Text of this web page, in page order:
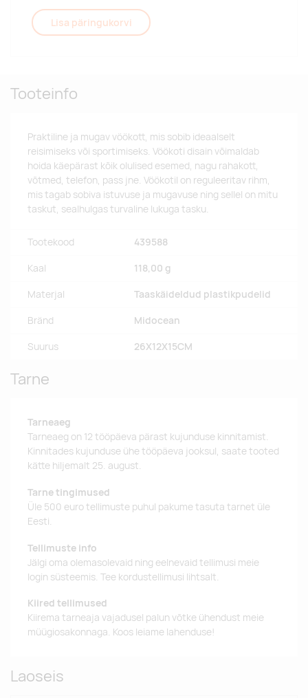
Lisa päringukorvi
Tooteinfo
Praktiline ja mugav vöökott, mis sobib ideaalselt
reisimiseks või sportimiseks. Vöökoti disain võimaldab
hoida käepärast kõik olulised esemed, nagu rahakott,
võtmed, telefon, pass jne. Vöökotil on reguleeritav rihm,
mis tagab sobiva istuvuse ja mugavuse ning sellel on mitu
taskut, sealhulgas turvaline lukuga tasku.
Tootekood 439588
Kaal 118,00 g
Materjal Taaskäideldud plastikpudelid
Bränd Midocean
Suurus 26X12X15CM
Tarne
Tarneaeg
Tarneaeg on 12 tööpäeva pärast kujunduse kinnitamist.
Kinnitades kujunduse ühe tööpäeva jooksul, saate tooted
kätte hiljemalt 25. august.
Tarne tingimused
Üle 500 euro tellimuste puhul pakume tasuta tarnet üle
Eesti.
Tellimuste info
Jälgi oma olemasolevaid ning eelnevaid tellimusi meie
login süsteemis. Tee kordustellimusi lihtsalt.
Kiired tellimused
Kiirema tarneaja vajadusel palun võtke ühendust meie
müügiosakonnaga. Koos leiame lahenduse!
Laoseis